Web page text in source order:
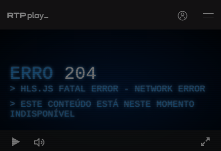
ERRO 204
HLS.JS FATAL ERROR - NETWORK ERROR
ESTE CONTEÚDO ESTÁ NESTE MOMENTO
INDISPONÍVEL